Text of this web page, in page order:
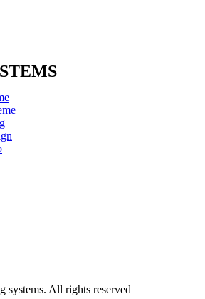
systems. All rights reserved